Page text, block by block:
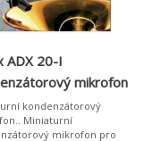
ADX 20-I
mikrofon
nástroje
kondenzátorový
Miniaturní
mikrofon pro